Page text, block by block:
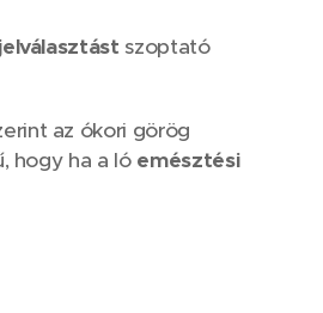
szoptató
az ókori görög
hogy ha a ló emésztési